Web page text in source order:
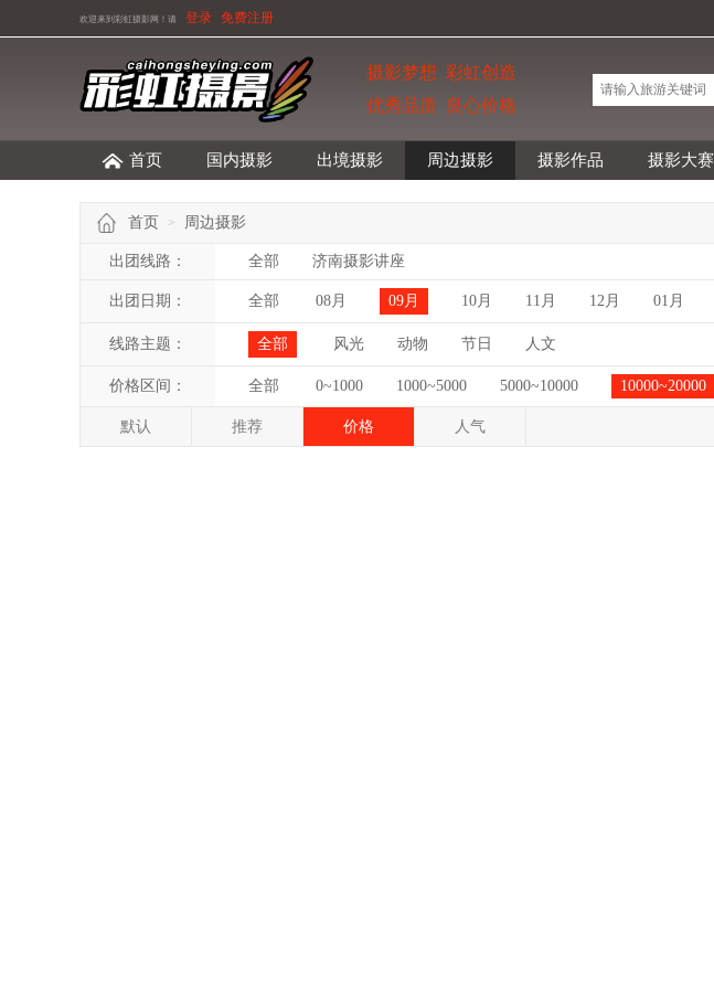
欢迎来到彩虹摄影网！ 请 登录 免费注册
摄影梦想 彩虹创造
优秀品质 良心价格
首页 国内摄影 出境摄影 周边摄影 摄影作品 摄影大赛
首页 > 周边摄影
出团线路： 全部 济南摄影讲座
出团日期： 全部 08月 09月 10月 11月 12月 01月
线路主题： 全部 风光 动物 节日 人文
价格区间： 全部 0~1000 1000~5000 5000~10000 10000~20000
默认 推荐 价格 人气